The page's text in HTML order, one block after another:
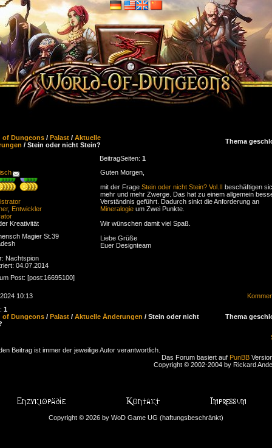
of Dungeons / Palast / Aktuelle
/ Stein oder nicht Stein? Thema
BeitragSeiten: 1
, Entwickler
Kreativität
Magier St.39
Nachtspion
04.07.2014
Post: [post:16695100]
Guten Morgen,
mit der Frage Stein oder nicht Stein? Vol.II beschäftigen
mehr und mehr Zwerge. Das hat zu einem allgemein
Verständnis geführt. Dadurch sinkt die Anforderung an
Mineralogie um Zwei Punkte.
Wir wünschen damit viel Spaß.
Liebe Grüße
Euer Designteam
10:13
1
of Dungeons / Palast / Aktuelle Änderungen / Stein oder nicht
Thema
Beitrag ist immer der jeweilige Autor verantwortlich.
Das Forum basiert auf PunBB
Copyright © 2002-2004 by Rickard
Copyright © 2026 by WoD Game UG (haftungsbeschränkt)